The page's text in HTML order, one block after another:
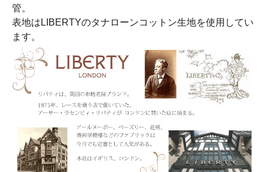
管。
表地はLIBERTYのタナローンコットン生地を使用してい
ます。